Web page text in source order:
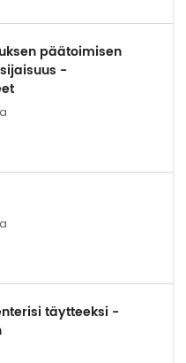
päätoimisen
-
täytteeksi -